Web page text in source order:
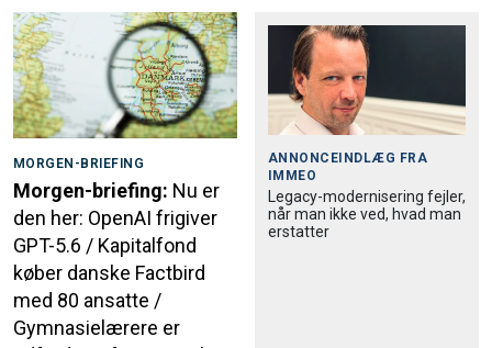
MORGEN-BRIEFING
Morgen-briefing: Nu er
den her: OpenAI frigiver
GPT-5.6 / Kapitalfond
køber danske Factbird
med 80 ansatte /
Gymnasielærere er
ANNONCEINDLÆG FRA
IMMEO
Legacy-modernisering fejler,
når man ikke ved, hvad man
erstatter